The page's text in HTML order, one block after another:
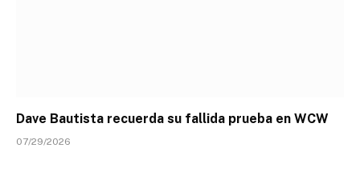
Dave Bautista recuerda su fallida prueba en WCW
07/29/2026